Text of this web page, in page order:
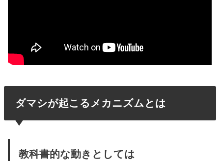
ダマシが起こるメカニズムとは
教科書的な動きとしては